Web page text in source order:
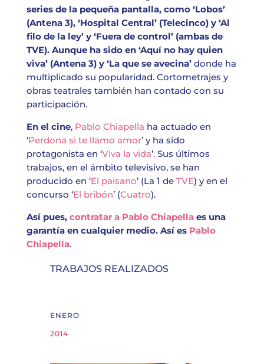
series de la pequeña pantalla, como ‘Lobos’
(Antena 3), ‘Hospital Central’ (Telecinco) y ‘Al
filo de la ley’ y ‘Fuera de control’ (ambas de
TVE). Aunque ha sido en ‘Aquí no hay quien
viva’ (Antena 3) y ‘La que se avecina’donde ha
multiplicado su popularidad. Cortometrajes y
obras teatrales también han contado con su
participación.
En el cine, Pablo Chiapella ha actuado en
‘Perdona si te llamo amor’ y ha sido
protagonista en ‘Viva la vida’. Sus últimos
trabajos, en el ámbito televisivo, se han
producido en ‘El paisano’ (La 1 de TVE) y en el
concurso ‘El bribón’ (Cuatro).
Así pues, contratar a Pablo Chiapellaes una
garantía en cualquier medio. Así es Pablo
Chiapella.
TRABAJOS REALIZADOS
ENERO
2014